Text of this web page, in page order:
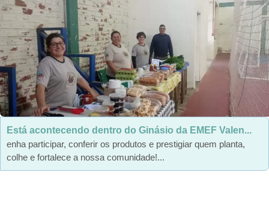
Está acontecendo dentro do Ginásio da EMEF Valen...
enha participar, conferir os produtos e prestigiar quem planta,
colhe e fortalece a nossa comunidade!...